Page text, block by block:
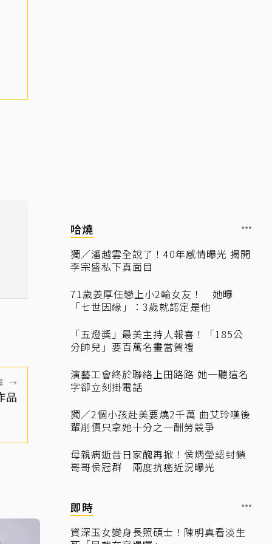
→
品
哈燒
獨／潘越雲全說了！40年感情曝光 揭開
李宗盛私下真面目
71歲姜厚任戀上小2輪女友！ 她曝
「七世因緣」：3歲就認定是他
「五燈獎」最美主持人報喜！「185公
分帥兒」要百萬名畫當賀禮
演藝工會終於聯絡上田路路 她一聽這名
字卻立刻掛電話
獨／2個小孩赴美要燒2千萬 曲艾玲嘆後
輩削價只拿她十分之一酬勞競爭
母親病逝昔日家醜再掀！侯炳瑩認封鎖
哥哥侯冠群 兩度抗癌近況曝光
即時
資深玉女變身長照碩士！陳明真看淡生